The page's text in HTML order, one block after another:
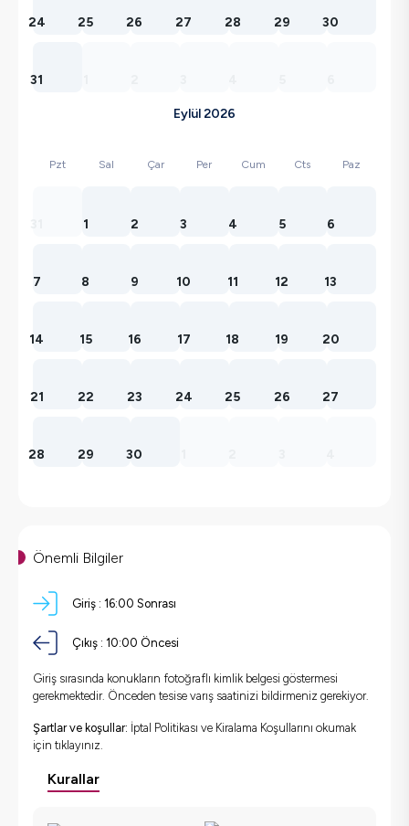
24 25 26 27 28 29 30
31
Eylül 2026
Pzt Sal Çar Per Cum Cts Paz
1 2 3 4 5 6
7 8 9 10 11 12 13
14 15 16 17 18 19 20
21 22 23 24 25 26 27
28 29 30
Önemli Bilgiler
Giriş : 16:00 Sonrası
Çıkış : 10:00 Öncesi
Giriş sırasında konukların fotoğraflı kimlik belgesi göstermesi
gerekmektedir. Önceden tesise varış saatinizi bildirmeniz gerekiyor.
Şartlar ve koşullar: İptal Politikası ve Kiralama Koşullarını okumak
için tıklayınız.
Kurallar